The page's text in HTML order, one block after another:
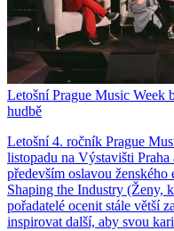
Letošní Prague Music Week
hudbě
Letošní 4. ročník Prague
listopadu na Výstavišti
především oslavou ženského
Shaping the Industry (Ženy,
pořadatelé ocenit stále větší
inspirovat další, aby svou